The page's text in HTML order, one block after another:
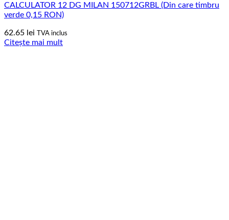
CALCULATOR 12 DG MILAN 150712GRBL (Din care timbru
verde 0,15 RON)
62.65 lei TVA inclus
Citește mai mult